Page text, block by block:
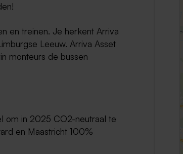
en treinen. Je herkent Arriva
Leeuw. Arriva Asset
monteurs de bussen
om in 2025 CO2-neutraal te
en Maastricht 100%